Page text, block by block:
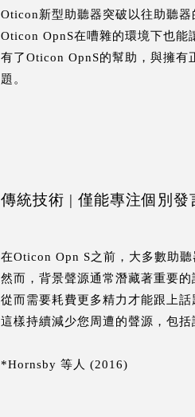
Oticon新型助聽器突破以往助聽
Oticon OpnS在嘈雜的環境下也能
有了Oticon OpnS的幫助，與擁有
題。
傳統技術 | 僅能專注個別發
在Oticon Opn S之前，大多數助
然而，背景聲源通常潛藏著重要
從而需要耗費更多精力才能跟上
這樣持續減少您周遭的聲源，包
*Hornsby 等人 (2016)